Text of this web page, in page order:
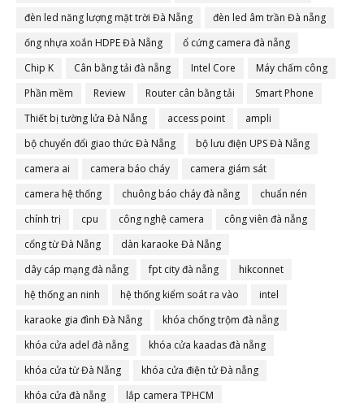
đèn led năng lượng mặt trời Đà Nẵng
đèn led âm trần Đà nẵng
ống nhựa xoắn HDPE Đà Nẵng
ổ cứng camera đà nẵng
Chip K
Cân bằng tải đà nẵng Intel Core
Máy chấm công
Phần mềm
Review Router cân bằng tải
Smart Phone
Thiết bị tường lửa Đà Nẵng
access point
ampli
bộ chuyển đổi giao thức Đà Nẵng
bộ lưu điện UPS Đà Nẵng
camera ai
camera báo cháy
camera giám sát
camera hệ thống
chuông báo cháy đà nẵng
chuẩn nén
chính trị
cpu công nghệ camera
công viên đà nẵng
cổng từ Đà Nẵng
dàn karaoke Đà Nẵng
dây cáp mạng đà nẵng
fpt city đà nẵng
hikconnet
hệ thống an ninh
hệ thống kiểm soát ra vào
intel
karaoke gia đình Đà Nẵng
khóa chống trộm đà nẵng
khóa cửa adel đà nẵng
khóa cửa kaadas đà nẵng
khóa cửa từ Đà Nẵng
khóa cửa điện tử Đà nẵng
khóa cửa đà nẵng
lắp camera TPHCM